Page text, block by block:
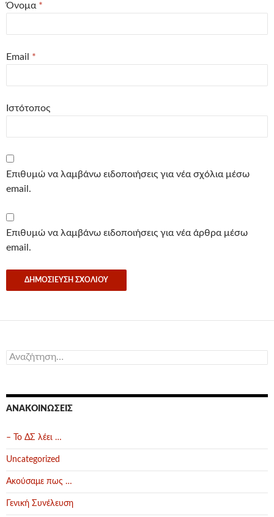
Όνομα *
Email *
Ιστότοπος
Επιθυμώ να λαμβάνω ειδοποιήσεις για νέα σχόλια μέσω
email.
Επιθυμώ να λαμβάνω ειδοποιήσεις για νέα άρθρα μέσω
email.
Αναζήτηση
για:
ΑΝΑΚΟΙΝΏΣΕΙΣ
– Το ΔΣ λέει …
Uncategorized
Ακούσαμε πως …
Γενική Συνέλευση